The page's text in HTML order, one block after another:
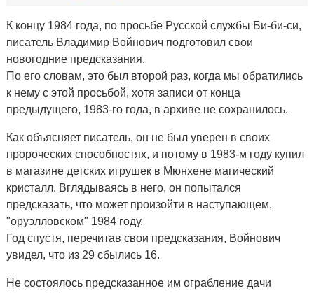
К концу 1984 года, по просьбе Русской службы Би-би-си,
писатель Владимир Войнович подготовил свои
новогодние предсказания.
По его словам, это был второй раз, когда мы обратились
к нему с этой просьбой, хотя записи от конца
предыдущего, 1983-го года, в архиве не сохранилось.
Как объясняет писатель, он не был уверен в своих
пророческих способностях, и потому в 1983-м году купил
в магазине детских игрушек в Мюнхене магический
кристалл. Вглядываясь в него, он попытался
предсказать, что может произойти в наступающем,
"оруэлловском" 1984 году.
Год спустя, перечитав свои предсказания, Войнович
увидел, что из 29 сбылись 16.
Не состоялось предсказанное им ограбление дачи